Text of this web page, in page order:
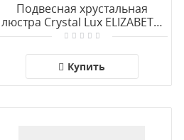
Подвесная хрустальная
люстра Crystal Lux ELIZABETH
SP8+4 BRASS
Купить